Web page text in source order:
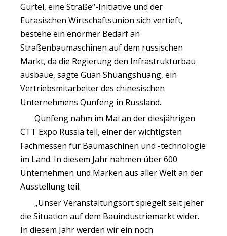
Gürtel, eine Straße“-Initiative und der
Eurasischen Wirtschaftsunion sich vertieft,
bestehe ein enormer Bedarf an
Straßenbaumaschinen auf dem russischen
Markt, da die Regierung den Infrastrukturbau
ausbaue, sagte Guan Shuangshuang, ein
Vertriebsmitarbeiter des chinesischen
Unternehmens Qunfeng in Russland.
Qunfeng nahm im Mai an der diesjährigen
CTT Expo Russia teil, einer der wichtigsten
Fachmessen für Baumaschinen und -technologie
im Land. In diesem Jahr nahmen über 600
Unternehmen und Marken aus aller Welt an der
Ausstellung teil.
„Unser Veranstaltungsort spiegelt seit jeher
die Situation auf dem Bauindustriemarkt wider.
In diesem Jahr werden wir ein noch